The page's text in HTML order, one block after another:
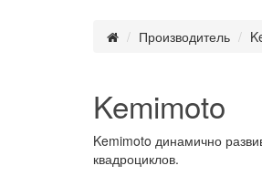
Производитель
Kemimoto
Kemimoto динамично
квадроциклов.